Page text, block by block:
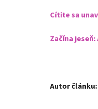
Cítite sa
Začína
Autor